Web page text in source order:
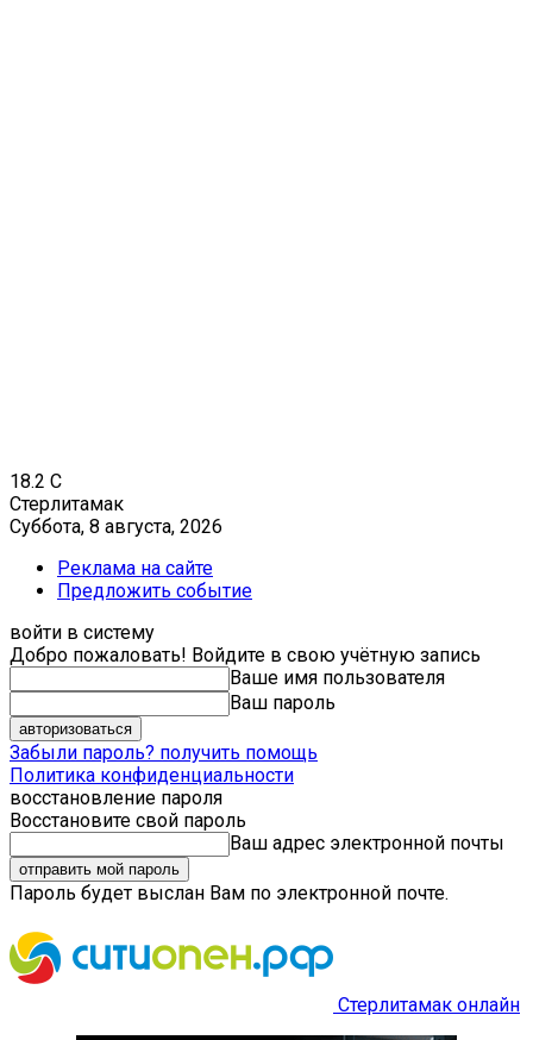
18.2 C
Стерлитамак
Суббота, 8 августа, 2026
Реклама на сайте
Предложить событие
войти в систему
Добро пожаловать! Войдите в свою учётную запись
Ваше имя пользователя
Ваш пароль
Забыли пароль? получить помощь
Политика конфиденциальности
восстановление пароля
Восстановите свой пароль
Ваш адрес электронной почты
Пароль будет выслан Вам по электронной почте.
Стерлитамак онлайн